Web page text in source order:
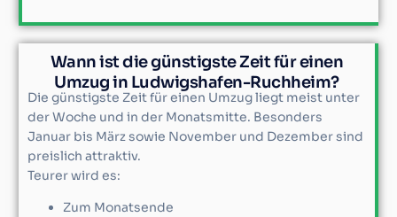
Wann ist die günstigste Zeit für einen
Umzug in Ludwigshafen-Ruchheim?
Die günstigste Zeit für einen Umzug liegt meist unter
der Woche und in der Monatsmitte. Besonders
Januar bis März sowie November und Dezember sind
preislich attraktiv.
Teurer wird es:
Zum Monatsende